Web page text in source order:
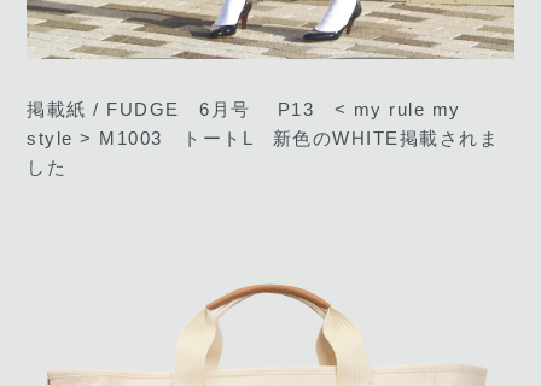
掲載紙 / FUDGE 6月号 P13 < my rule my
style > M1003 トートL 新色のWHITE掲載されま
した